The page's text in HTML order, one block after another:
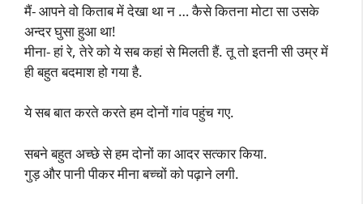
मैं- आपने वो किताब में देखा था न … कैसे कितना मोटा सा उसके
अन्दर घुसा हुआ था!
मीना- हां रे, तेरे को ये सब कहां से मिलती हैं. तू तो इतनी सी उम्र में
ही बहुत बदमाश हो गया है.
ये सब बात करते करते हम दोनों गांव पहुंच गए.
सबने बहुत अच्छे से हम दोनों का आदर सत्कार किया.
गुड़ और पानी पीकर मीना बच्चों को पढ़ाने लगी.